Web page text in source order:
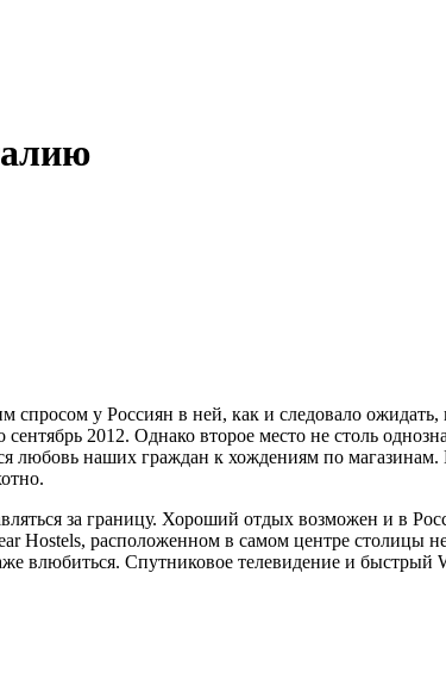
у Россиян в ней, как и следовало
2012. Однако второе место не столь
любовь наших граждан к хождениям по
за границу. Хороший отдых возможен и в
Hostels, расположенном в самом центре столицы
влюбиться. Спутниковое телевидение и